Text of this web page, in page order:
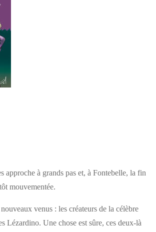
approche à grands pas et, à Fontebelle, la fin
mouvementée.
venus : les créateurs de la célèbre
Lézardino. Une chose est sûre, ces deux-là